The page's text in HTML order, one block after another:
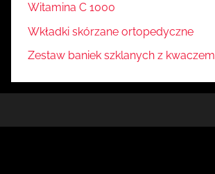
Witamina C 1000
Wkładki skórzane ortopedyczne
Zestaw baniek szklanych z kwaczem